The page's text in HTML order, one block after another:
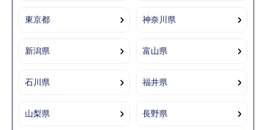
東京都 神奈川県
新潟県 富山県
石川県 福井県
山梨県 長野県